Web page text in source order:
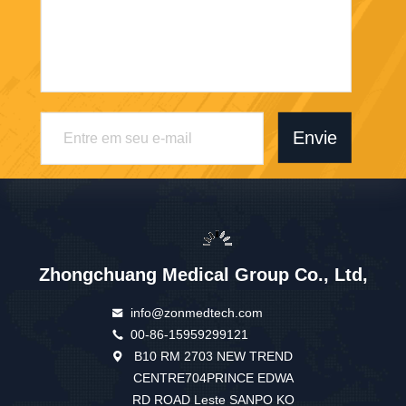
Envie
Zhongchuang Medical Group Co., Ltd,
info@zonmedtech.com
00-86-15959299121
B10 RM 2703 NEW TREND
CENTRE704PRINCE EDWA
RD ROAD Leste SANPO KO